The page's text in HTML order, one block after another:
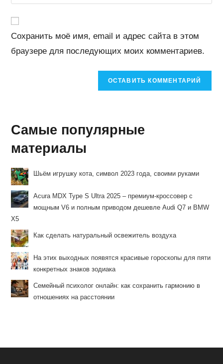
чтобы
прокомментировать
URL
веб-
сайта
(необязательно)
Сохранить моё имя, email и адрес сайта в этом
браузере для последующих моих комментариев.
Самые популярные
материалы
Шьём игрушку кота, символ 2023 года, своими руками
Acura MDX Type S Ultra 2025 – премиум-кроссовер с
мощным V6 и полным приводом дешевле Audi Q7 и BMW
X5
Как сделать натуральный освежитель воздуха
На этих выходных появятся красивые гороскопы для пяти
конкретных знаков зодиака
Семейный психолог онлайн: как сохранить гармонию в
отношениях на расстоянии